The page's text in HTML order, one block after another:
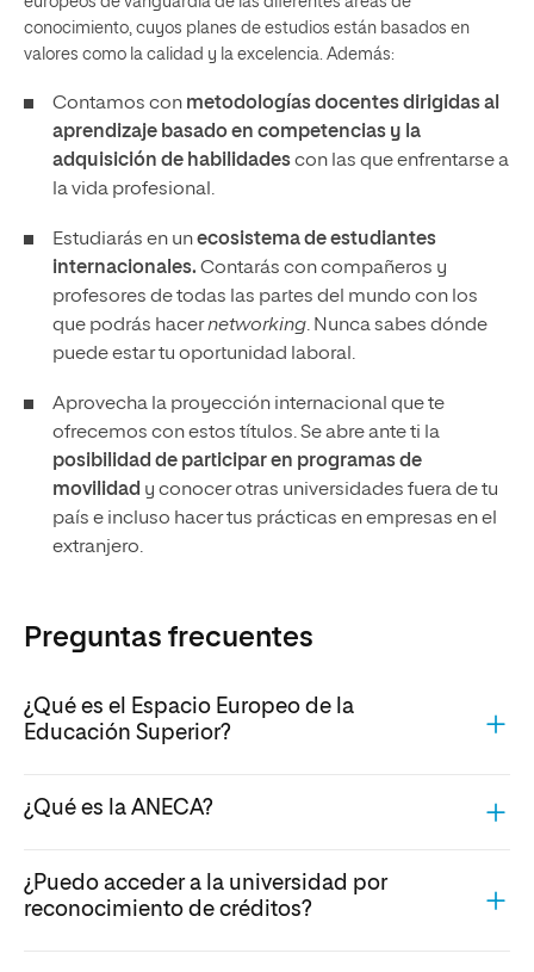
conocimiento, cuyos planes de estudios están basados en
valores como la calidad y la excelencia. Además:
Contamos con metodologías docentes dirigidas al
aprendizaje basado en competencias y la
adquisición de habilidadescon las que enfrentarse a
la vida profesional.
Estudiarás en unecosistema de estudiantes
internacionales. Contarás con compañeros y
profesores de todas las partes del mundo con los
que podrás hacernetworking. Nunca sabes dónde
puede estar tu oportunidad laboral.
Aprovecha la proyección internacional que te
ofrecemos con estos títulos. Se abre ante ti la
posibilidad de participar en programas de
movilidad y conocer otras universidades fuera de tu
país e incluso hacer tus prácticas en empresas en el
extranjero.
Preguntas frecuentes
¿Qué es el Espacio Europeo de la
Educación Superior?
¿Qué es la ANECA?
¿Puedo acceder a la universidad por
reconocimiento de créditos?